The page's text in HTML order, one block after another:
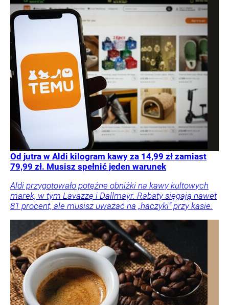
Od jutra w Aldi kilogram kawy za 14,99 zł zamiast
79,99 zł. Musisz spełnić jeden warunek
Aldi przygotowało potężne obniżki na kawy kultowych
marek, w tym Lavazzę i Dallmayr. Rabaty sięgają nawet
81 procent, ale musisz uważać na „haczyki” przy kasie.